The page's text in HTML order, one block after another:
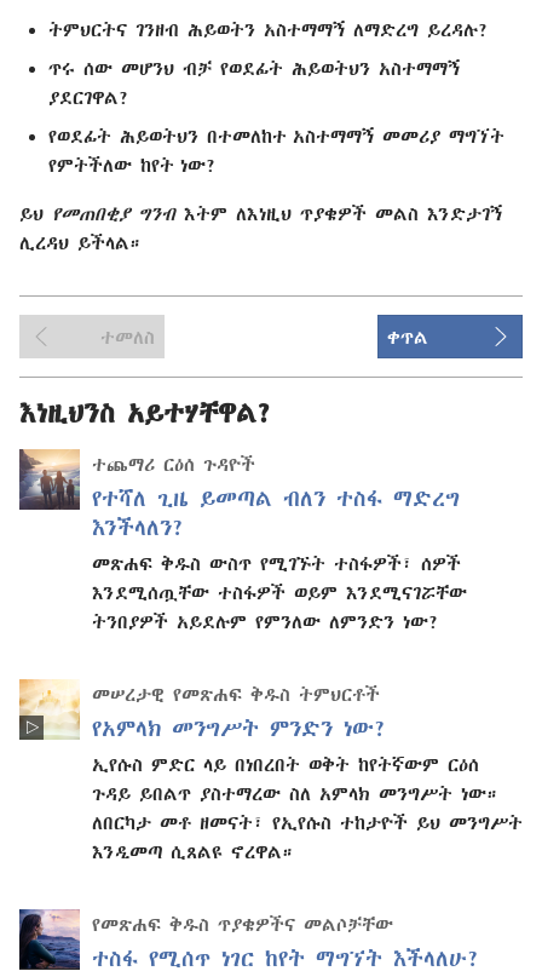
ትምህርትና ገንዘብ ሕይወትን አስተማማኝ ለማድረግ ይረዳሉ?
ጥሩ ሰው መሆንህ ብቻ የወደፊት ሕይወትህን አስተማማኝ
ያደርገዋል?
የወደፊት ሕይወትህን በተመለከተ አስተማማኝ መመሪያ ማግኘት
የምትችለው ከየት ነው?
ይህ የመጠበቂያ ግንብእትም ለእነዚህ ጥያቄዎች መልስ እንድታገኝ
ሊረዳህ ይችላል።
ተመለስ ቀጥል
እነዚህንስ አይተሃቸዋል?
ተጨማሪ ርዕሰ ጉዳዮች
የተሻለ ጊዜ ይመጣል ብለን ተስፋ ማድረግ
እንችላለን?
መጽሐፍ ቅዱስ ውስጥ የሚገኙት ተስፋዎች፣ ሰዎች
እንደሚሰጧቸው ተስፋዎች ወይም እንደሚናገሯቸው
ትንበያዎች አይደሉም የምንለው ለምንድን ነው?
መሠረታዊ የመጽሐፍ ቅዱስ ትምህርቶች
የአምላክ መንግሥት ምንድን ነው?
ኢየሱስ ምድር ላይ በነበረበት ወቅት ከየትኛውም ርዕሰ
ጉዳይ ይበልጥ ያስተማረው ስለ አምላክ መንግሥት ነው።
ለበርካታ መቶ ዘመናት፣ የኢየሱስ ተከታዮች ይህ መንግሥት
እንዲመጣ ሲጸልዩ ኖረዋል።
የመጽሐፍ ቅዱስ ጥያቄዎችና መልሶቻቸው
ተስፋ የሚሰጥ ነገር ከየት ማግኘት እችላለሁ?